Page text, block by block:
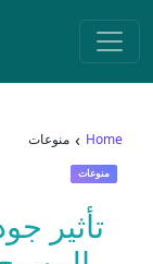
Navigation
Home
› منوعات
منوعات
تأثير